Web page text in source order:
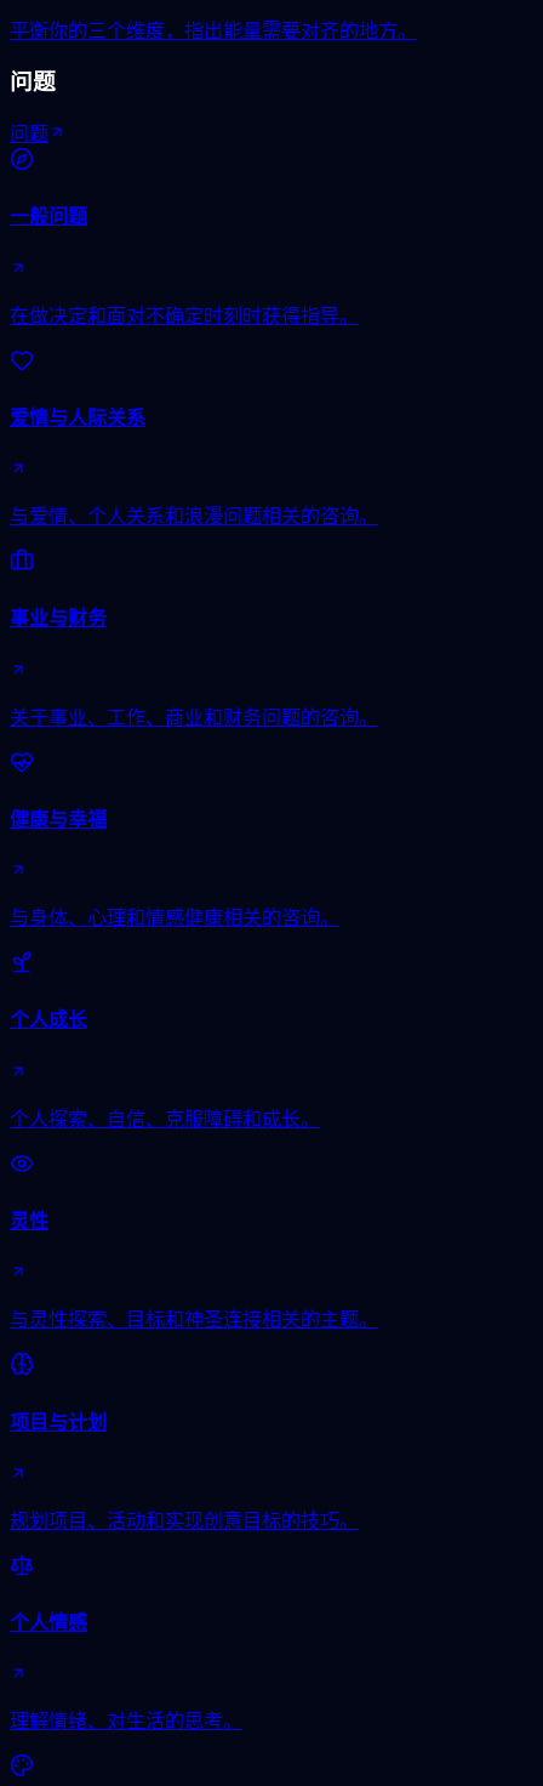
平衡你的三个维度，指出能量需要对齐的地方。
问题
问题
一般问题
在做决定和面对不确定时刻时获得指导。
爱情与人际关系
与爱情、个人关系和浪漫问题相关的咨询。
事业与财务
关于事业、工作、商业和财务问题的咨询。
健康与幸福
与身体、心理和情感健康相关的咨询。
个人成长
个人探索、自信、克服障碍和成长。
灵性
与灵性探索、目标和神圣连接相关的主题。
项目与计划
规划项目、活动和实现创意目标的技巧。
个人情感
理解情绪、对生活的思考。